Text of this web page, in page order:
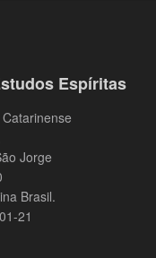
Espíritas
Jorge
Brasil.
21